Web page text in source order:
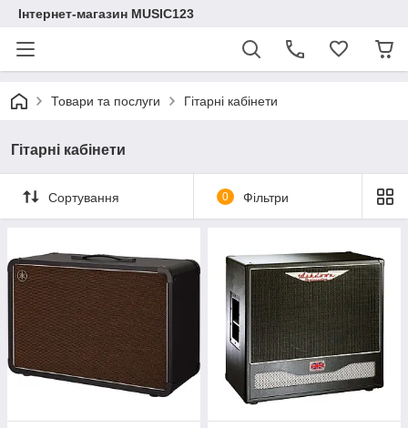
Інтернет-магазин MUSIC123
Товари та послуги Гітарні кабінети
Гітарні кабінети
Сортування 0 Фільтри